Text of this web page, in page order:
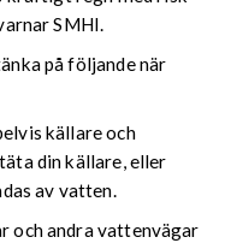
SMHI.
på följande när
källare och
din källare, eller
av vatten.
och andra vattenvägar